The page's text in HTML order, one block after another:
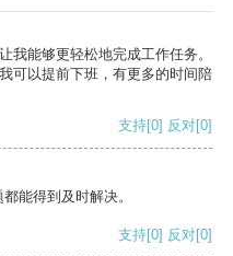
我能够更轻松地完成工作任务。
可以提前下班，有更多的时间陪
支持[0] 反对[0]
能得到及时解决。
支持[0] 反对[0]